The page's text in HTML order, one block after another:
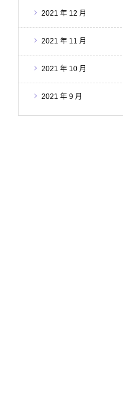
2021 年 12 月
2021 年 11 月
2021 年 10 月
2021 年 9 月